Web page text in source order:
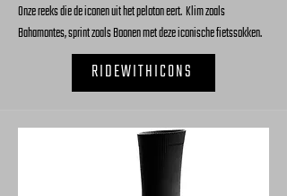
Onze reeks die de iconen uit het peloton eert. Klim zoals
Bahamontes, sprint zoals Boonen met deze iconische fietssokken.
RIDEWITHICONS